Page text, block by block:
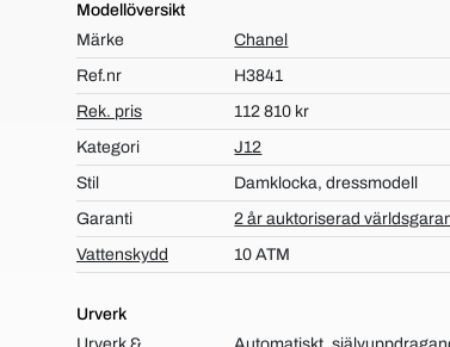
Modellöversikt
Märke
Chanel
Ref.nr
H3841
Rek. pris
112 810 kr
Kategori
J12
Stil
Damklocka, dressmodell
Garanti
2 år auktoriserad
Vattenskydd
10 ATM
Urverk